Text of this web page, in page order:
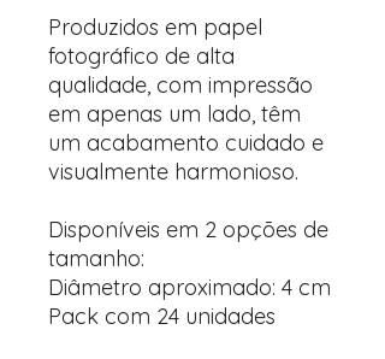
Produzidos em papel
fotográfico de alta
qualidade, com impressão
em apenas um lado, têm
um acabamento cuidado e
visualmente harmonioso.
Disponíveis em 2 opções de
tamanho:
Diâmetro aproximado: 4 cm
Pack com 24 unidades